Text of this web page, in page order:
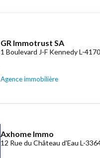
GR Immotrust SA
1 Boulevard J-F Kennedy L-
Agence immobilière
Axhome Immo
12 Rue du Château d'Eau L-